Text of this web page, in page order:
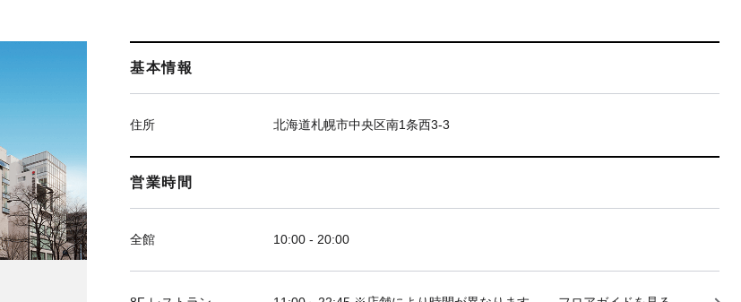
基本情報
住所 北海道札幌市中央区南1条西3-3
営業時間
全館 10:00 - 20:00